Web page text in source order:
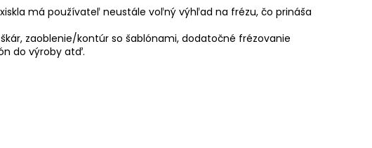
má používateľ neustále voľný výhľad na frézu, čo prináša
zaoblenie/kontúr so šablónami, dodatočné frézovanie
do výroby atď.